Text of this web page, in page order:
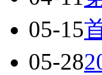
05-15
05-28